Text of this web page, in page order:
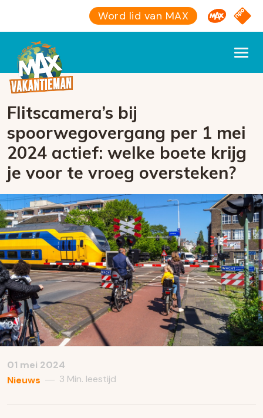
Word lid van MAX Omroep
NPO
Flitscamera’s bij
spoorwegovergang per 1 mei
2024 actief: welke boete krijg
je voor te vroeg oversteken?
01 mei 2024
Nieuws — 3 Min. leestijd